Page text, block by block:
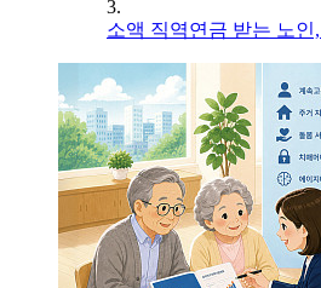
3.
소액 직역연금 받는 노